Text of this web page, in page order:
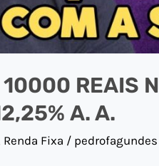
10000 REAIS
A. A.
Renda Fixa / pedrofagundes